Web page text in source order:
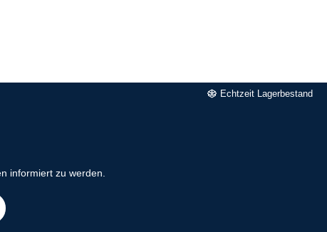
Echtzeit Lagerbestand
informiert zu werden.